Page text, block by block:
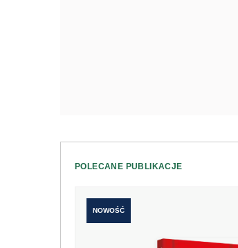
POLECANE PUBLIKACJE
NOWOŚĆ